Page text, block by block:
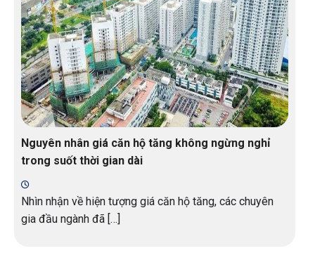
Nguyên nhân giá căn hộ tăng không ngừng nghỉ
trong suốt thời gian dài
Nhìn nhận về hiện tượng giá căn hộ tăng, các chuyên
gia đầu ngành đã […]